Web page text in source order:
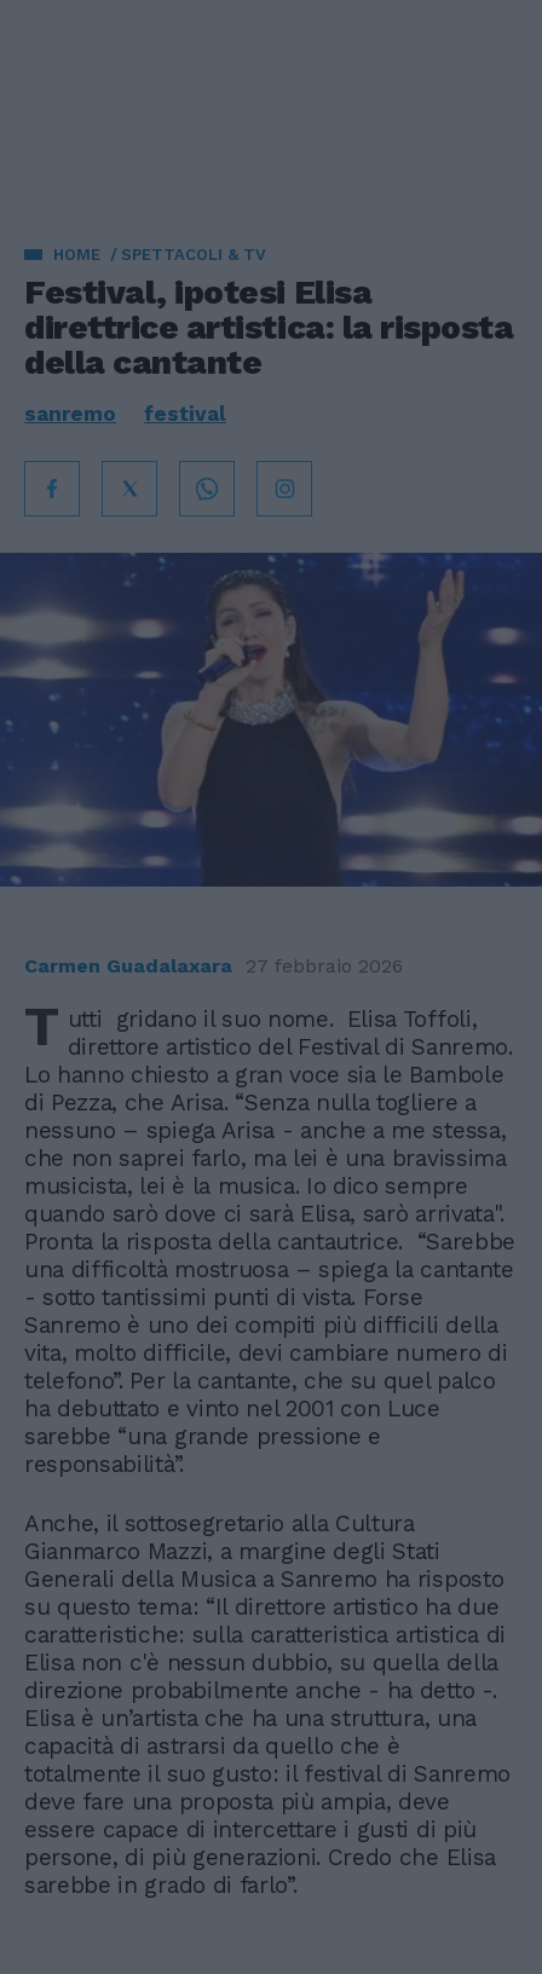
HOME SPETTACOLI & TV
Festival, ipotesi Elisa
direttrice artistica: la risposta
della cantante
sanremo festival
Carmen Guadalaxara 27 febbraio 2026
T utti gridano il suo nome. Elisa Toffoli,
direttore artistico del Festival di Sanremo.
Lo hanno chiesto a gran voce sia le Bambole
di Pezza, che Arisa. “Senza nulla togliere a
nessuno – spiega Arisa - anche a me stessa,
che non saprei farlo, ma lei è una bravissima
musicista, lei è la musica. Io dico sempre
quando sarò dove ci sarà Elisa, sarò arrivata".
Pronta la risposta della cantautrice. “Sarebbe
una difficoltà mostruosa – spiega la cantante
- sotto tantissimi punti di vista. Forse
Sanremo è uno dei compiti più difficili della
vita, molto difficile, devi cambiare numero di
telefono”. Per la cantante, che su quel palco
ha debuttato e vinto nel 2001 con Luce
sarebbe “una grande pressione e
responsabilità”.
Anche, il sottosegretario alla Cultura
Gianmarco Mazzi, a margine degli Stati
Generali della Musica a Sanremo ha risposto
su questo tema: “Il direttore artistico ha due
caratteristiche: sulla caratteristica artistica di
Elisa non c'è nessun dubbio, su quella della
direzione probabilmente anche - ha detto -.
Elisa è un’artista che ha una struttura, una
capacità di astrarsi da quello che è
totalmente il suo gusto: il festival di Sanremo
deve fare una proposta più ampia, deve
essere capace di intercettare i gusti di più
persone, di più generazioni. Credo che Elisa
sarebbe in grado di farlo”.